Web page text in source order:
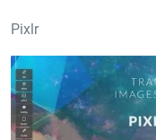
Pixlr